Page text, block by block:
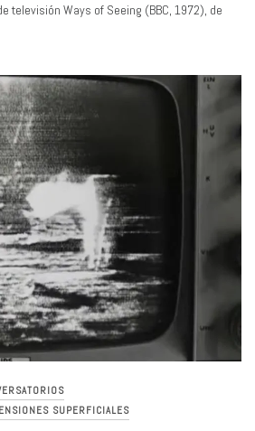
televisión Ways of Seeing (BBC, 1972), de
SUPERFICIALES